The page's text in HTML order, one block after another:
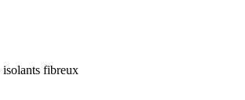
isolants fibreux